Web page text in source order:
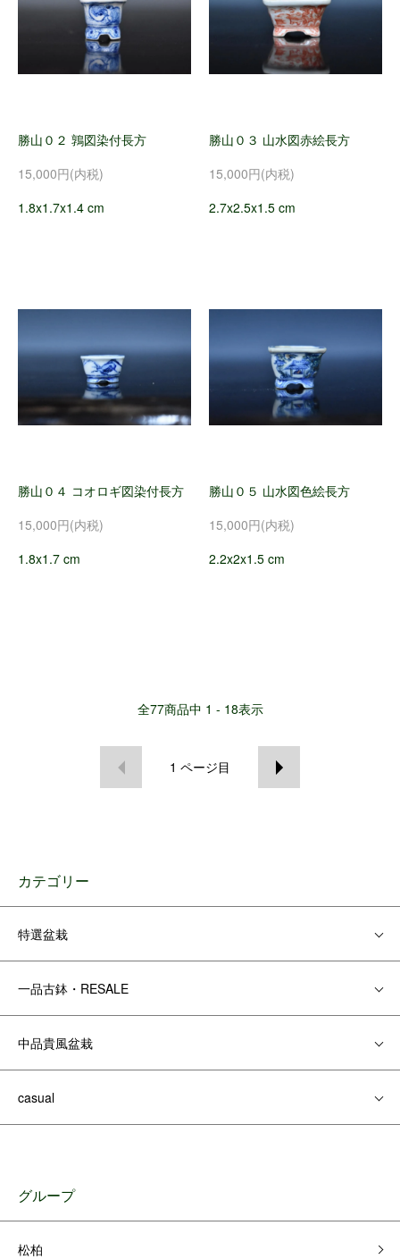
勝山０２ 鶉図染付長方
15,000円(内税)
1.8x1.7x1.4 cm
勝山０３ 山水図赤絵長方
15,000円(内税)
2.7x2.5x1.5 cm
勝山０４ コオロギ図染付長方
15,000円(内税)
1.8x1.7 cm
勝山０５ 山水図色絵長方
15,000円(内税)
2.2x2x1.5 cm
全77商品中 1 - 18表示
1 ページ目
カテゴリー
特選盆栽
一品古鉢・RESALE
中品貴風盆栽
casual
グループ
松柏